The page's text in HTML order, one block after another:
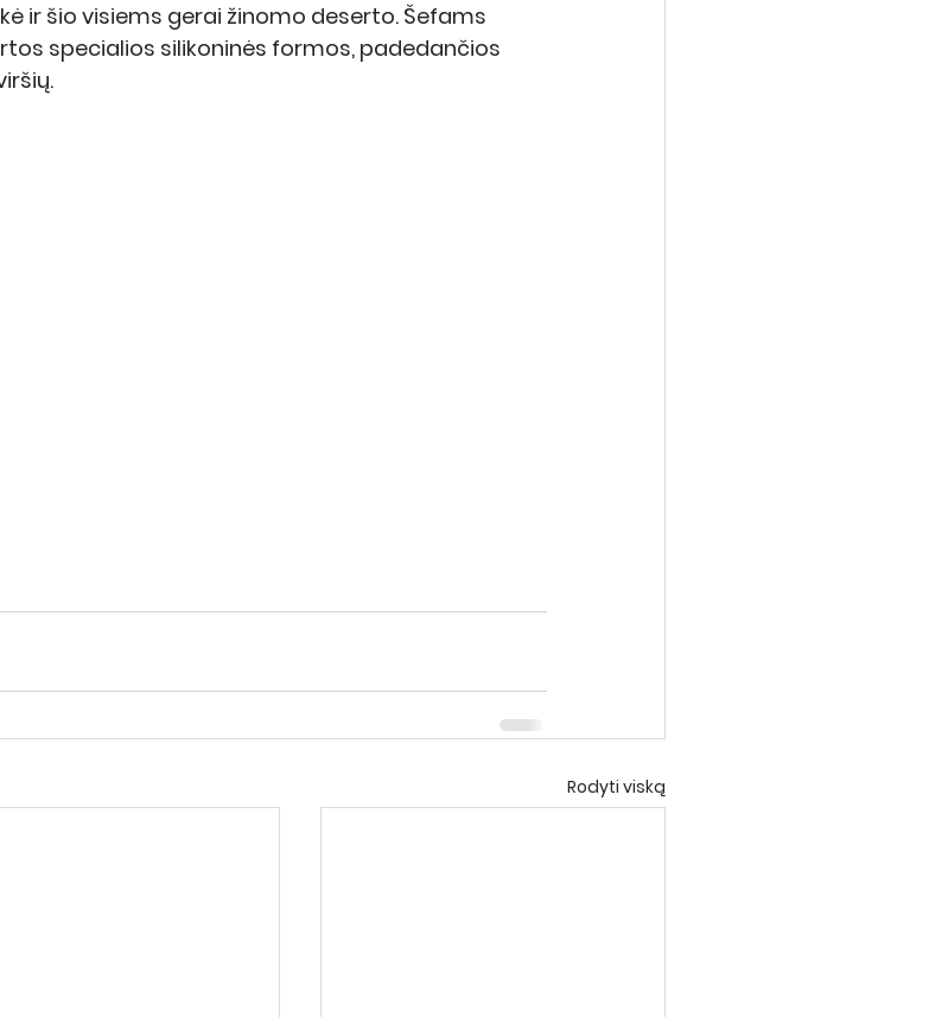
ir šio visiems gerai žinomo deserto. Šefams
specialios silikoninės formos, padedančios
Rodyti viską